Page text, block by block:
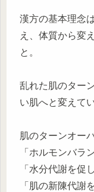
漢方の基本理念
え、体質から変
と。
乱れた肌のター
い肌へと変えて
肌のターンオー
「ホルモンバラ
「水分代謝を促
「肌の新陳代謝